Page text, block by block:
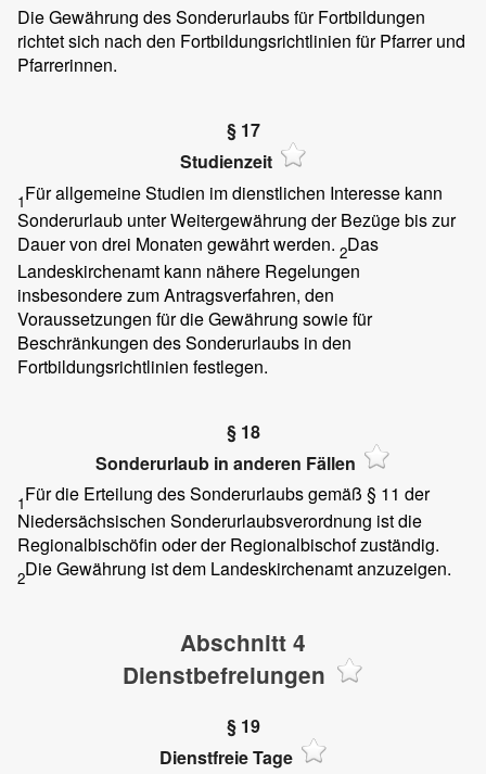
Die Gewährung des Sonderurlaubs für Fortbildungen
richtet sich nach den Fortbildungsrichtlinien für Pfarrer und
Pfarrerinnen.
§ 17
Studienzeit
1Für allgemeine Studien im dienstlichen Interesse kann
Sonderurlaub unter Weitergewährung der Bezüge bis zur
Dauer von drei Monaten gewährt werden. 2Das
Landeskirchenamt kann nähere Regelungen
insbesondere zum Antragsverfahren, den
Voraussetzungen für die Gewährung sowie für
Beschränkungen des Sonderurlaubs in den
Fortbildungsrichtlinien festlegen.
§ 18
Sonderurlaub in anderen Fällen
1Für die Erteilung des Sonderurlaubs gemäß § 11 der
Niedersächsischen Sonderurlaubsverordnung ist die
Regionalbischöfin oder der Regionalbischof zuständig.
2Die Gewährung ist dem Landeskirchenamt anzuzeigen.
Abschnitt 4
Dienstbefreiungen
§ 19
Dienstfreie Tage